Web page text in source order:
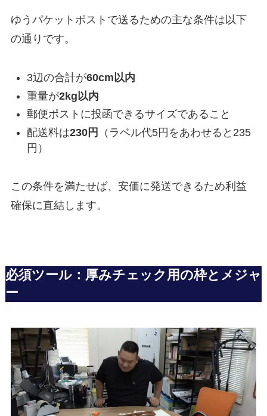
ゆうパケットポストで送るための主な条件は以下
の通りです。
3辺の合計が60cm以内
重量が2kg以内
郵便ポストに投函できるサイズであること
配送料は230円
（ラベル代5円をあわせると235
円）
この条件を満たせば、安価に発送できるため利益
確保に直結します。
必須ツール：厚みチェック用の枠とメジャ
ー